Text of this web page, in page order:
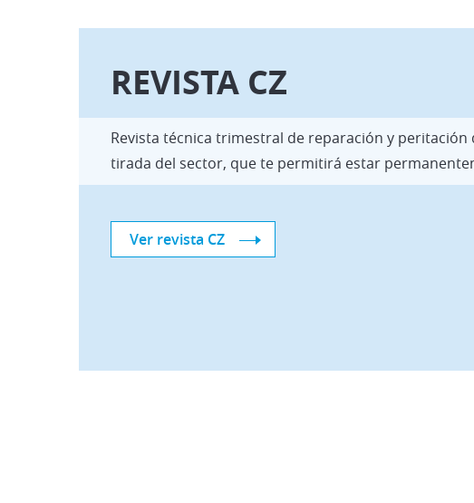
REVISTA CZ
Revista técnica trimestral de reparación y
tirada del sector, que te permitirá estar
Ver revista CZ